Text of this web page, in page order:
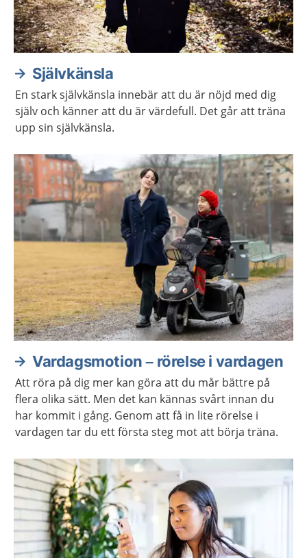
Självkänsla
En stark självkänsla innebär att du är nöjd med dig
själv och känner att du är värdefull. Det går att träna
upp sin självkänsla.
Vardagsmotion – rörelse i vardagen
Att röra på dig mer kan göra att du mår bättre på
flera olika sätt. Men det kan kännas svårt innan du
har kommit i gång. Genom att få in lite rörelse i
vardagen tar du ett första steg mot att börja träna.